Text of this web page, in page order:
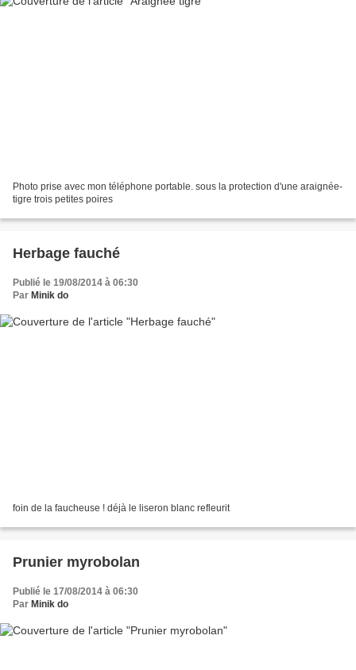
Photo prise avec mon téléphone portable. sous la protection d'une araignée-
tigre trois petites poires
Herbage fauché
Publié le 19/08/2014 à 06:30
Par Minik do
foin de la faucheuse ! déjà le liseron blanc refleurit
Prunier myrobolan
Publié le 17/08/2014 à 06:30
Par Minik do